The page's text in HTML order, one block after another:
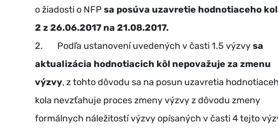
o žiadosti o NFP sa posúva uzavretie hodnotiaceho
2 z 26.06.2017 na 21.08.2017.
2. Podľa ustanovení uvedených v časti 1.5 výzvysa
aktualizácia hodnotiacich kôl nepovažuje za zmenu
výzvy, z tohto dôvodu sa na posun uzavretia
kola nevzťahuje proces zmeny výzvy z dôvodu zmeny
formálnych náležitostí výzvy opísaných v časti 4 tejto